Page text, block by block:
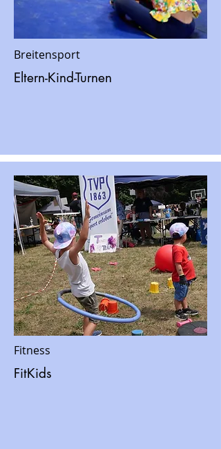
Breitensport
Eltern-Kind-Turnen
Fitness
FitKids